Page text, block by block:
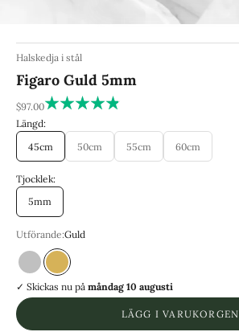
Halskedja i stål
Figaro Guld 5mm
REA-pris
$97.00
Längd:
45cm
50cm 55cm 60cm
Tjocklek:
5mm
Utförande:Guld
Silver
Guld
✓ Skickas nu på måndag 10 augusti
LÄGG I VARUKORGEN